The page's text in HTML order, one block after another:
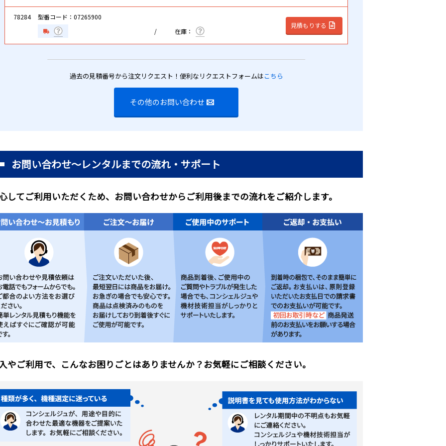
78284
型番コード：07265900
見積もりする
過去の見積番号から注文リクエスト！便利なリクエストフォームはこちら
その他のお問い合わせ
お問い合わせ～レンタルまでの流れ・サポート
してご利用いただくため、お問い合わせからご利用後までの流れをご紹介します。
やご利用で、こんなお困りごとはありませんか？お気軽にご相談ください。